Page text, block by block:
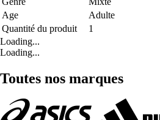
Age
Adulte
Quantité du produit
1
Loading...
Loading...
Toutes nos marques